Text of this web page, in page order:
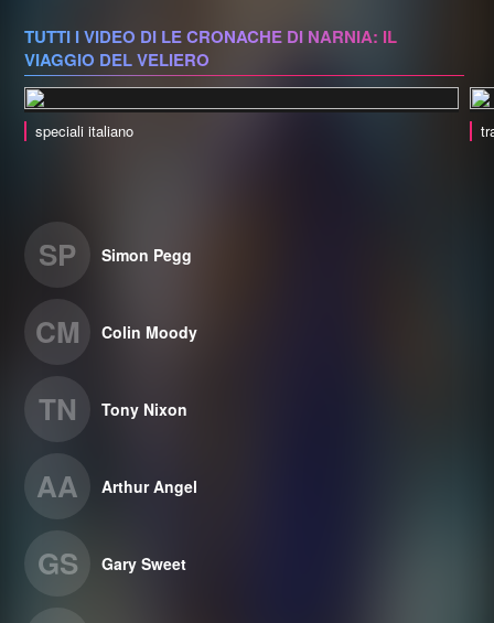
TUTTI I VIDEO DI LE CRONACHE DI NARNIA: IL
VIAGGIO DEL VELIERO
speciali italiano
SP Simon Pegg
CM Colin Moody
TN Tony Nixon
AA Arthur Angel
GS Gary Sweet